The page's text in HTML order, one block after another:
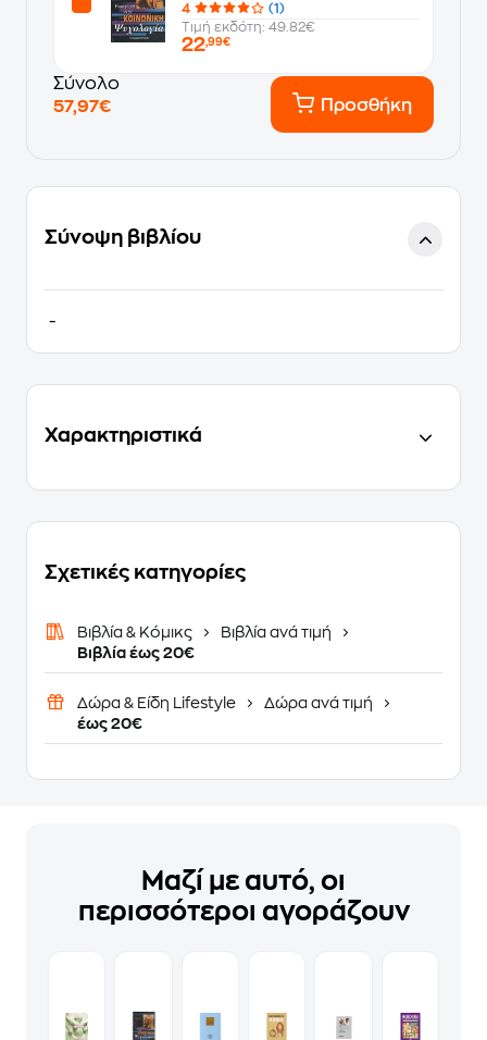
4
(1)
Τιμή εκδότη: 49.82€
22,99€
Σύνολο
57,97€
Προσθήκη
Σύνοψη βιβλίου
-
Χαρακτηριστικά
Σχετικές κατηγορίες
Βιβλία & Κόμικς
Βιβλία ανά τιμή
Βιβλία έως 20€
Δώρα & Είδη Lifestyle
Δώρα ανά τιμή
έως 20€
Μαζί με αυτό, οι
περισσότεροι αγοράζουν